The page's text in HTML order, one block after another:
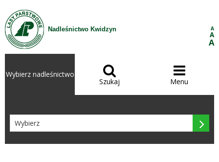
Przejdź do treści
Nadleśnictwo Kwidzyn A
A
A
Wybierz nadleśnictwo 
Szukaj

Menu
